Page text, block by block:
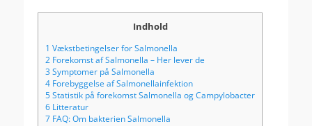
Indhold
1 Vækstbetingelser for Salmonella
2 Forekomst af Salmonella – Her lever de
3Symptomer på Salmonella
4 Forebyggelse af Salmonellainfektion
5Statistik på forekomst Salmonella og Campylobacter
6 Litteratur
7 FAQ: Om bakterien Salmonella